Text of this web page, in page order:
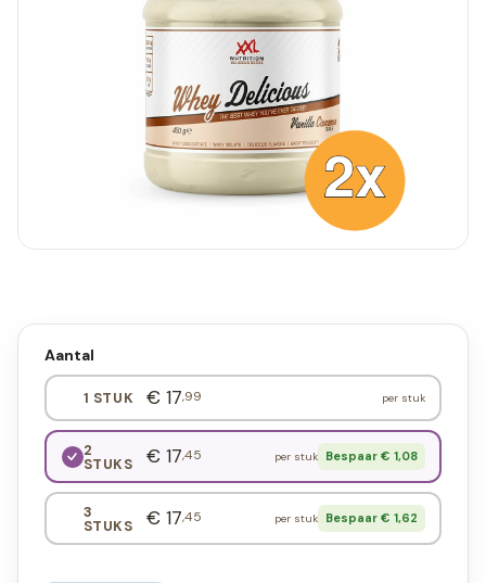
Aantal
1 STUK € 17,99 per stuk
2
STUKS € 17,45 per stuk Bespaar € 1,08
3
STUKS € 17,45 per stuk Bespaar € 1,62